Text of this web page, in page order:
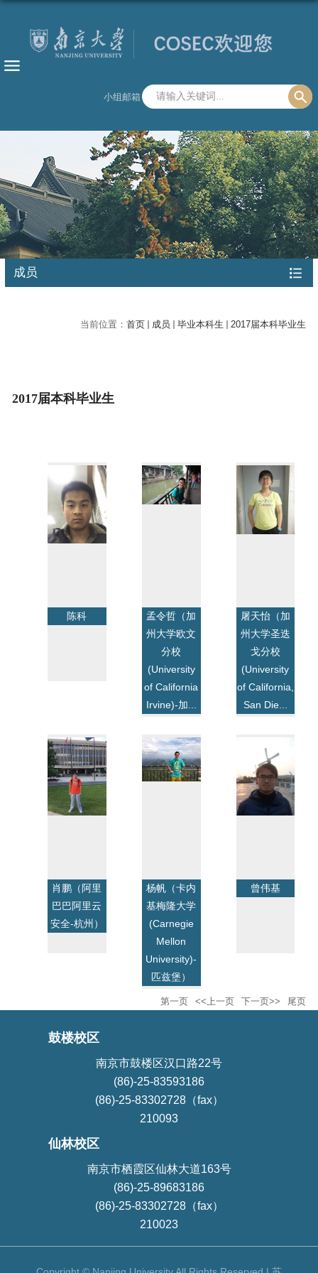
小组邮箱
成员
当前位置： 首页 成员 毕业本科生 2017届本科毕业生
2017届本科毕业生
陈科
孟令哲（加
州大学欧文
分校
(University
of California
Irvine)-加...
屠天怡（加
州大学圣迭
戈分校
(University
of California,
San Die...
肖鹏（阿里
巴巴阿里云
安全-杭州）
杨帆（卡内
基梅隆大学
(Carnegie
Mellon
University)-
匹兹堡）
曾伟基
第一页 <<上一页 下一页>> 尾页
鼓楼校区
南京市鼓楼区汉口路22号
(86)-25-83593186
(86)-25-83302728（fax）
210093
仙林校区
南京市栖霞区仙林大道163号
(86)-25-89683186
(86)-25-83302728（fax）
210023